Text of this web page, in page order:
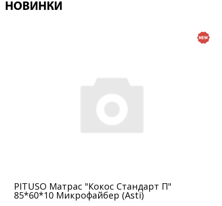
НОВИНКИ
PITUSO Матрас "Кокос Стандарт П"
85*60*10 Микрофайбер (Asti)